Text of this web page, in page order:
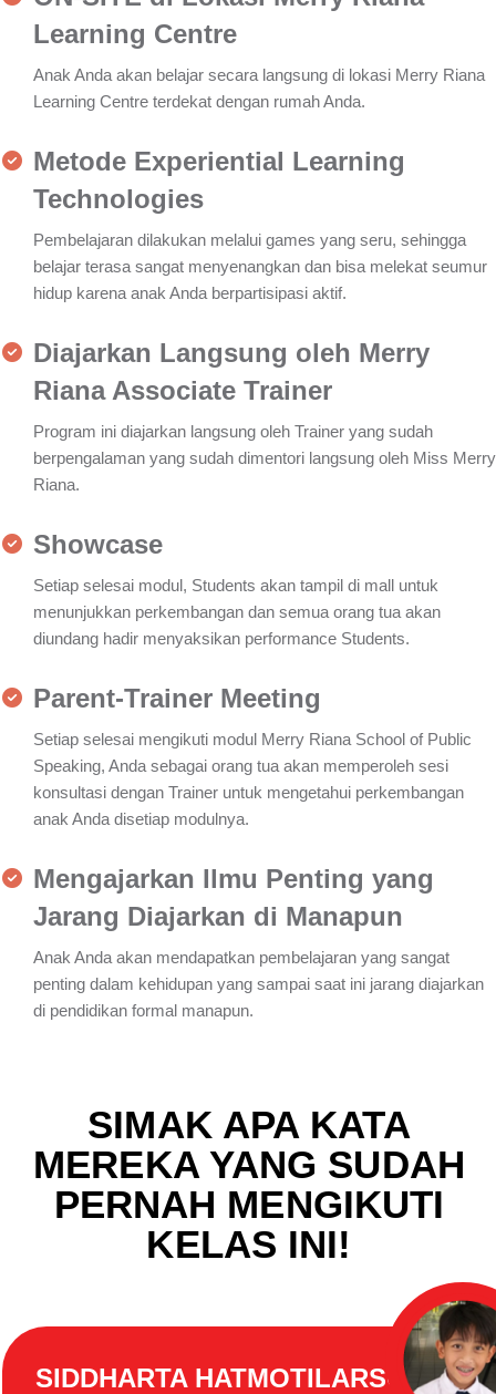
Learning Centre
Anak Anda akan belajar secara langsung di lokasi Merry Riana
Learning Centre terdekat dengan rumah Anda.
Metode Experiential Learning
Technologies
Pembelajaran dilakukan melalui games yang seru, sehingga
belajar terasa sangat menyenangkan dan bisa melekat seumur
hidup karena anak Anda berpartisipasi aktif.
Diajarkan Langsung oleh Merry
Riana Associate Trainer
Program ini diajarkan langsung oleh Trainer yang sudah
berpengalaman yang sudah dimentori langsung oleh Miss Merry
Riana.
Showcase
Setiap selesai modul, Students akan tampil di mall untuk
menunjukkan perkembangan dan semua orang tua akan
diundang hadir menyaksikan performance Students.
Parent-Trainer Meeting
Setiap selesai mengikuti modul Merry Riana School of Public
Speaking, Anda sebagai orang tua akan memperoleh sesi
konsultasi dengan Trainer untuk mengetahui perkembangan
anak Anda disetiap modulnya.
Mengajarkan Ilmu Penting yang
Jarang Diajarkan di Manapun
Anak Anda akan mendapatkan pembelajaran yang sangat
penting dalam kehidupan yang sampai saat ini jarang diajarkan
di pendidikan formal manapun.
SIMAK APA KATA
MEREKA YANG SUDAH
PERNAH MENGIKUTI
KELAS INI!
SIDDHARTA HATMOTILARSO (11